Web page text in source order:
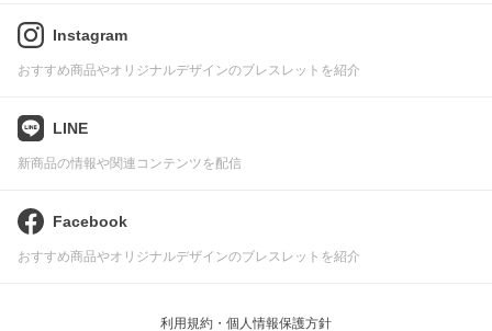
Instagram
おすすめ商品やオリジナルデザインのブレスレットを紹介
LINE
新商品の情報や関連コンテンツを配信
Facebook
おすすめ商品やオリジナルデザインのブレスレットを紹介
利用規約・個人情報保護方針